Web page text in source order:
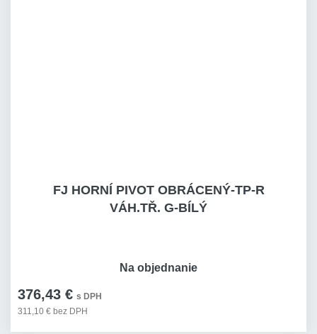
FJ HORNÍ PIVOT OBRÁCENÝ-TP-R
VÁH.TŘ. G-BÍLÝ
376,43 € s DPH
311,10 € bez DPH
Na objednanie